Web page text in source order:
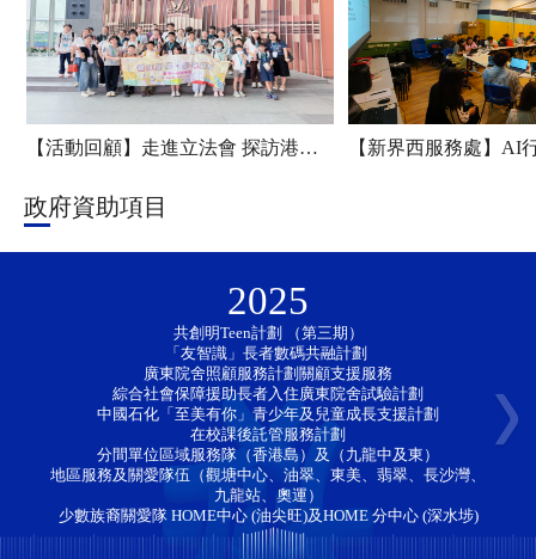
【活動回顧】走進立法會 探訪港科大——新家園協會「香江研學・少年探知」香港一日團圓滿舉行
政府資助項目
2025
共創明Teen計劃 （第三期）
「友智識」長者數碼共融計劃
廣東院舍照顧服務計劃關顧支援服務
綜合社會保障援助長者入住廣東院舍試驗計劃
中國石化「至美有你」青少年及兒童成長支援計劃
在校課後託管服務計劃
分間單位區域服務隊（香港島）及（九龍中及東）
地區服務及關愛隊伍（觀塘中心、油翠、東美、翡翠、長沙灣、
九龍站、奧運）
少數族裔關愛隊 HOME中心 (油尖旺)及HOME 分中心 (深水埗)